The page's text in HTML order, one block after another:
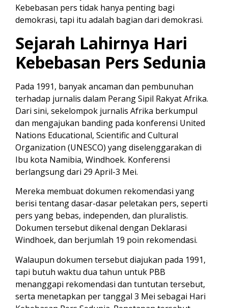
Kebebasan pers tidak hanya penting bagi
demokrasi, tapi itu adalah bagian dari demokrasi.
Sejarah Lahirnya Hari
Kebebasan Pers Sedunia
Pada 1991, banyak ancaman dan pembunuhan
terhadap jurnalis dalam Perang Sipil Rakyat Afrika.
Dari sini, sekelompok jurnalis Afrika berkumpul
dan mengajukan banding pada konferensi United
Nations Educational, Scientific and Cultural
Organization (UNESCO) yang diselenggarakan di
Ibu kota Namibia, Windhoek. Konferensi
berlangsung dari 29 April-3 Mei.
Mereka membuat dokumen rekomendasi yang
berisi tentang dasar-dasar peletakan pers, seperti
pers yang bebas, independen, dan pluralistis.
Dokumen tersebut dikenal dengan Deklarasi
Windhoek, dan berjumlah 19 poin rekomendasi.
Walaupun dokumen tersebut diajukan pada 1991,
tapi butuh waktu dua tahun untuk PBB
menanggapi rekomendasi dan tuntutan tersebut,
serta menetapkan per tanggal 3 Mei sebagai Hari